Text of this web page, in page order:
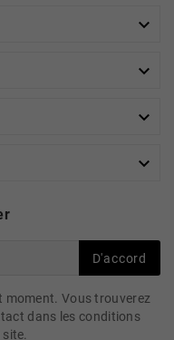




D'accord
moment. Vous trouverez
dans les conditions